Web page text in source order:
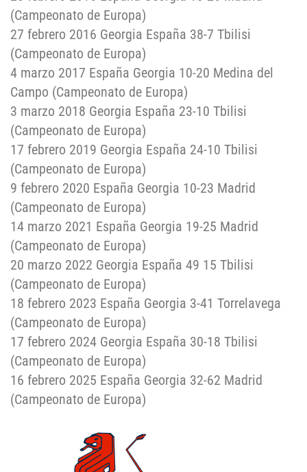
(Campeonato de Europa)
27 febrero 2016 Georgia España 38-7 Tbilisi
(Campeonato de Europa)
4 marzo 2017 España Georgia 10-20 Medina del
Campo (Campeonato de Europa)
3 marzo 2018 Georgia España 23-10 Tbilisi
(Campeonato de Europa)
17 febrero 2019 Georgia España 24-10 Tbilisi
(Campeonato de Europa)
9 febrero 2020 España Georgia 10-23 Madrid
(Campeonato de Europa)
14 marzo 2021 España Georgia 19-25 Madrid
(Campeonato de Europa)
20 marzo 2022 Georgia España 49 15 Tbilisi
(Campeonato de Europa)
18 febrero 2023 España Georgia 3-41 Torrelavega
(Campeonato de Europa)
17 febrero 2024 Georgia España 30-18 Tbilisi
(Campeonato de Europa)
16 febrero 2025 España Georgia 32-62 Madrid
(Campeonato de Europa)